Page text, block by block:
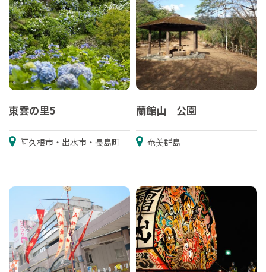
東雲の里5
阿久根市・出水市・長島町
蘭館山 公園
奄美群島